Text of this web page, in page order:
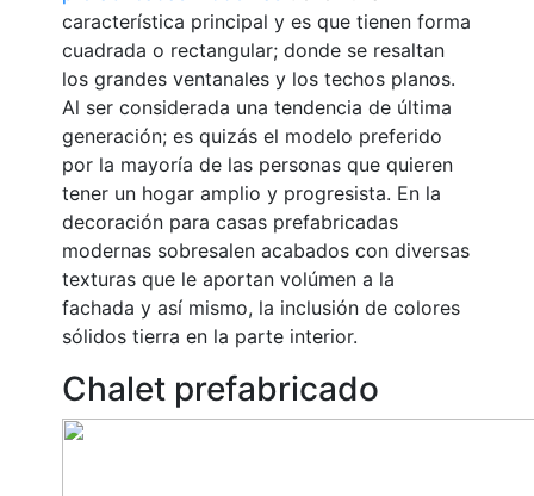
característica principal y es que tienen forma
cuadrada o rectangular; donde se resaltan
los grandes ventanales y los techos planos.
Al ser considerada una tendencia de última
generación; es quizás el modelo preferido
por la mayoría de las personas que quieren
tener un hogar amplio y progresista. En la
decoración para casas prefabricadas
modernas sobresalen acabados con diversas
texturas que le aportan volúmen a la
fachada y así mismo, la inclusión de colores
sólidos tierra en la parte interior.
Chalet prefabricado